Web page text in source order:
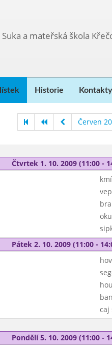
a mateřská škola
Historie
Červen
Čtvrtek 1. 10. 2009 (11:00 -
Pátek 2. 10. 2009 (11:00 -
caj
Pondělí 5. 10. 2009 (11:00 -